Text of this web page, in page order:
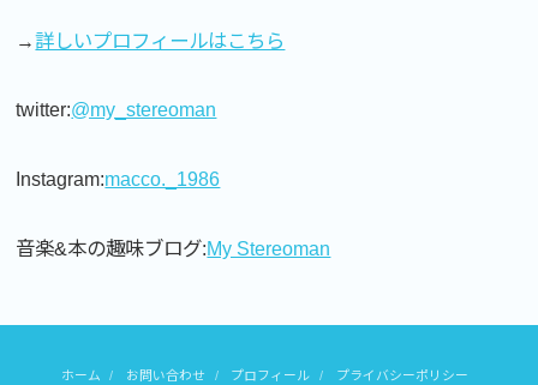
→詳しいプロフィールはこちら
twitter:@my_stereoman
Instagram:macco._1986
音楽&本の趣味ブログ:My Stereoman
ホーム お問い合わせ プロフィール プライバシーポリシー